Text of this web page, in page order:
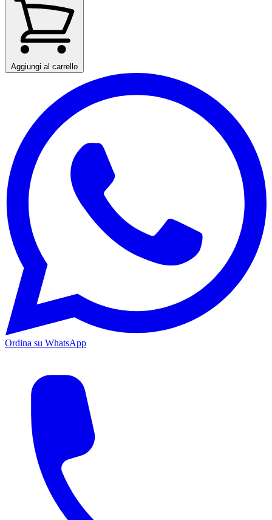
Aggiungi al carrello
Ordina su WhatsApp